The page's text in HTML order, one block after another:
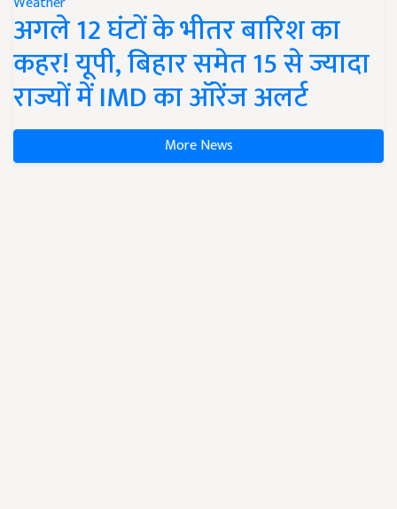
अगले 12 घंटों के भीतर बारिश का
कहर! यूपी, बिहार समेत 15 से ज्यादा
राज्यों में IMD का ऑरेंज अलर्ट
More News